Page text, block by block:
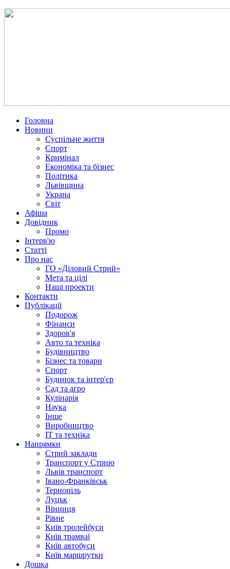
Головна
Новини
Суспільне життя
Спорт
Кримінал
Економіка та бізнес
Політика
Львівщина
Украна
Світ
Афіша
Довідник
Промо
Інтерв'ю
Статті
Про нас
ГО «Діловий Стрий»
Мета та цілі
Наші проекти
Контакти
Публікації
Подорож
Фінанси
Здоров'я
Авто та техніка
Будівництво
Бізнес та товари
Спорт
Будинок та інтер'єр
Сад та агро
Кулінарія
Наука
Інше
Виробництво
IT та техніка
Напрямки
Стрий заклади
Транспорт у Стрию
Львів транспорт
Івано-Франківськ
Тернопіль
Луцьк
Вінниця
Рівне
Київ тролейбуси
Київ трамваї
Київ автобуси
Київ маршрутки
Дошка